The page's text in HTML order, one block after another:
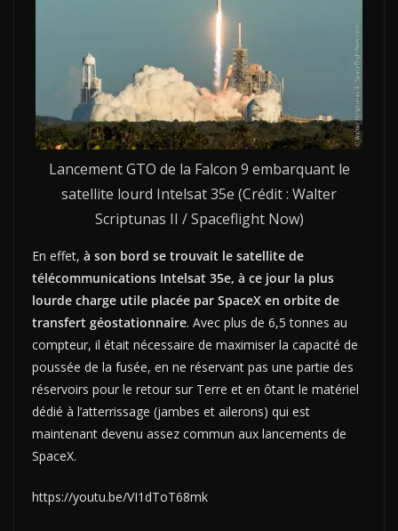
Lancement GTO de la Falcon 9 embarquant le
satellite lourd Intelsat 35e (Crédit : Walter
Scriptunas II / Spaceflight Now)
En effet, à son bord se trouvait le satellite de
télécommunications Intelsat 35e, à ce jour la plus
lourde charge utile placée par SpaceX en orbite de
transfert géostationnaire. Avec plus de 6,5 tonnes au
compteur, il était nécessaire de maximiser la capacité de
poussée de la fusée, en ne réservant pas une partie des
réservoirs pour le retour sur Terre et en ôtant le matériel
dédié à l’atterrissage (jambes et ailerons) qui est
maintenant devenu assez commun aux lancements de
SpaceX.
https://youtu.be/VI1dToT68mk